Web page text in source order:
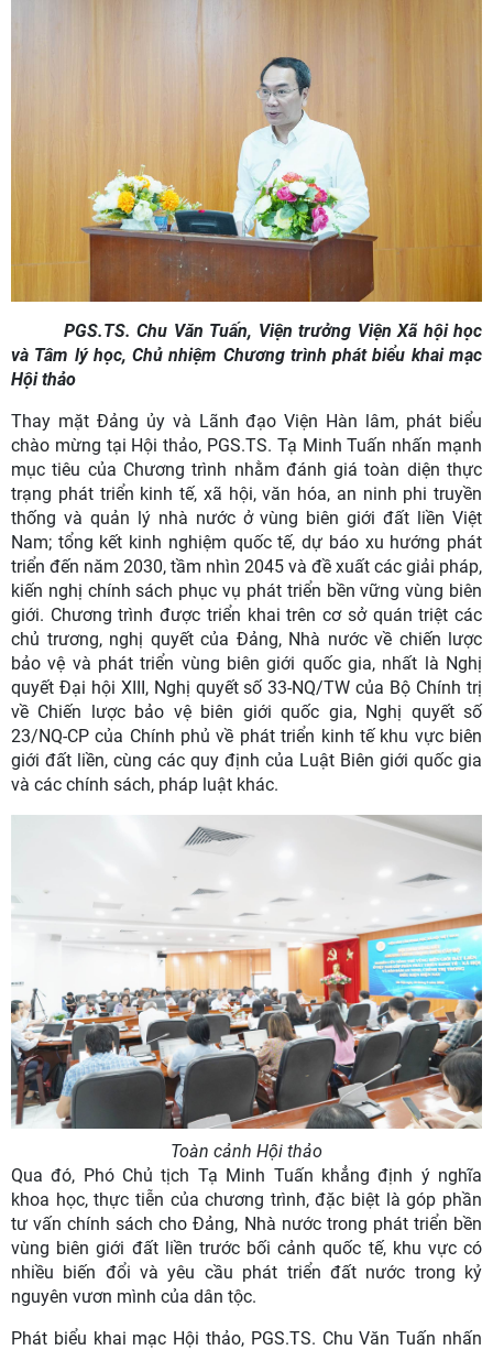
PGS.TS. Chu Văn Tuấn, Viện trưởng Viện Xã hội học
và Tâm lý học, Chủ nhiệm Chương trình phát biểu khai mạc
Hội thảo
Thay mặt Đảng ủy và Lãnh đạo Viện Hàn lâm, phát biểu
chào mừng tại Hội thảo, PGS.TS. Tạ Minh Tuấn nhấn mạnh
mục tiêu của Chương trình nhằm đánh giá toàn diện thực
trạng phát triển kinh tế, xã hội, văn hóa, an ninh phi truyền
thống và quản lý nhà nước ở vùng biên giới đất liền Việt
Nam; tổng kết kinh nghiệm quốc tế, dự báo xu hướng phát
triển đến năm 2030, tầm nhìn 2045 và đề xuất các giải pháp,
kiến nghị chính sách phục vụ phát triển bền vững vùng biên
giới. Chương trình được triển khai trên cơ sở quán triệt các
chủ trương, nghị quyết của Đảng, Nhà nước về chiến lược
bảo vệ và phát triển vùng biên giới quốc gia, nhất là Nghị
quyết Đại hội XIII, Nghị quyết số 33-NQ/TW của Bộ Chính trị
về Chiến lược bảo vệ biên giới quốc gia, Nghị quyết số
23/NQ-CP của Chính phủ về phát triển kinh tế khu vực biên
giới đất liền, cùng các quy định của Luật Biên giới quốc gia
và các chính sách, pháp luật khác.
Toàn cảnh Hội thảo
Qua đó, Phó Chủ tịch Tạ Minh Tuấn khẳng định ý nghĩa
khoa học, thực tiễn của chương trình, đặc biệt là góp phần
tư vấn chính sách cho Đảng, Nhà nước trong phát triển bền
vùng biên giới đất liền trước bối cảnh quốc tế, khu vực có
nhiều biến đổi và yêu cầu phát triển đất nước trong kỷ
nguyên vươn mình của dân tộc.
Phát biểu khai mạc Hội thảo, PGS.TS. Chu Văn Tuấn nhấn